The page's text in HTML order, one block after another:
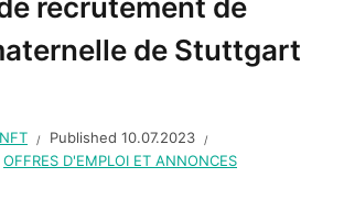
recrutement de
de Stuttgart
Published 10.07.2023
OFFRES D'EMPLOI ET ANNONCES